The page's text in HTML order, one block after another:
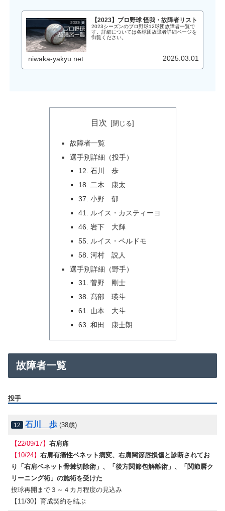
【2023】プロ野球 怪我・故障者リスト
2023シーズンのプロ野球12球団故障者一覧で
す。詳細については各球団故障者詳細ページを
御覧ください。
niwaka-yakyu.net 2025.03.01
目次
故障者一覧
選手別詳細（投手）
12. 石川 歩
18. 二木 康太
37. 小野 郁
41. ルイス・カスティーヨ
46. 岩下 大輝
55. ルイス・ペルドモ
58. 河村 説人
選手別詳細（野手）
31. 菅野 剛士
38. 髙部 瑛斗
61. 山本 大斗
63. 和田 康士朗
故障者一覧
投手
12 石川 歩 (38歳)
【22/09/17】右肩痛
【10/24】右肩有痛性ベネット病変、右肩関節唇損傷と診断されてお
り「右肩ベネット骨棘切除術」、「後方関節包解離術」、「関節唇ク
リーニング術」の施術を受けた
投球再開まで３～４カ月程度の見込み
【11/30】育成契約を結ぶ